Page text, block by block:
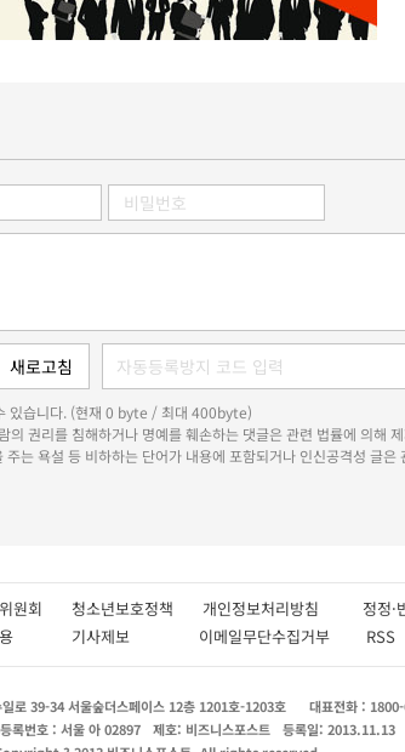
있습니다. (현재 0 byte / 최대 400byte)
의 권리를 침해하거나 명예를 훼손하는 댓글은 관련 법률에 의해
주는 욕설 등 비하하는 단어가 내용에 포함되거나 인신공격성 글은
위원회 청소년보호정책 개인정보처리방침 정정·
용 기사제보 이메일무단수집거부 RSS
로 39-34 서울숲더스페이스 12층 1201호-1203호 대표전화 :
등록번호 : 서울 아 02897 제호: 비즈니스포스트 등록일: 2013.11.13